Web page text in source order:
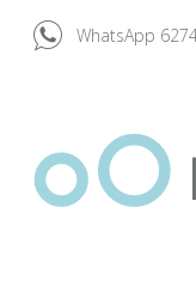
WhatsApp